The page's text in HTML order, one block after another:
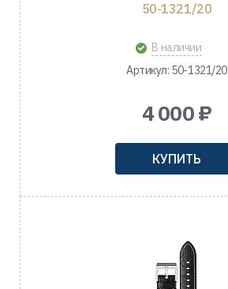
50-1321/20
В наличии
Артикул: 50-1321/20
4 000 ₽
КУПИТЬ